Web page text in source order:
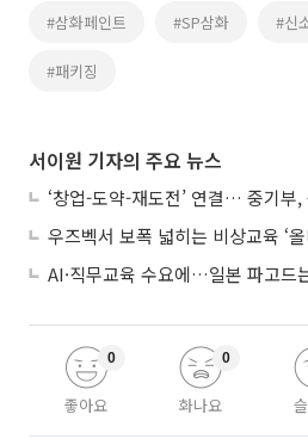
#삼화페인트 #SP삼화 #신
#패키징
서이원 기자의 주요 뉴스
AI·직무교육 수요에…일본 파고드
좋아요
0
화나요
0